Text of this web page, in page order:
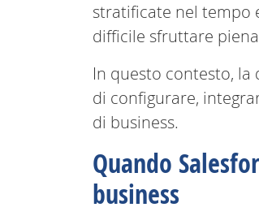
stratificate nel tempo
difficile sfruttare
In questo contesto,
di configurare,
di business.
Quando
business